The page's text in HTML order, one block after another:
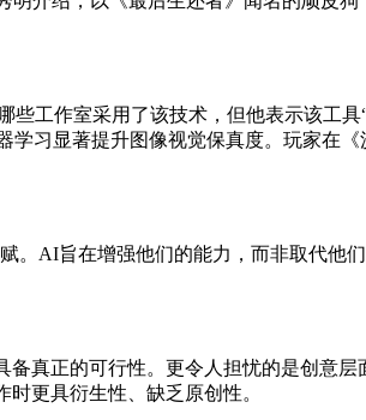
作室采用了该技术，但他表示该工具“
学习显著提升图像视觉保真度。玩家在
AI旨在增强他们的能力，而非取代他
真正的可行性。更令人担忧的是创意
更具衍生性、缺乏原创性。